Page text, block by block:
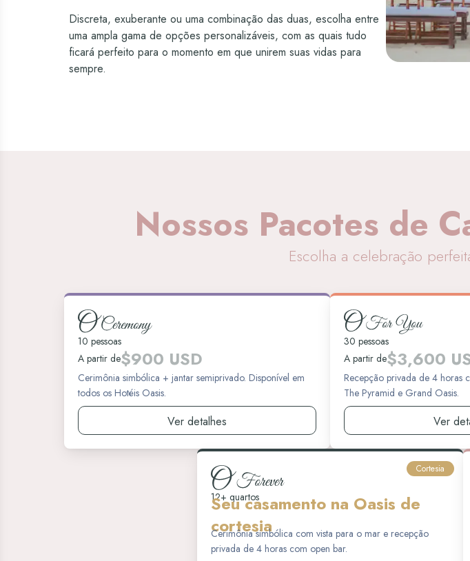
Discreta, exuberante ou uma combinação das duas, escolha entre
uma ampla gama de opções personalizáveis, com as quais tudo
ficará perfeito para o momento em que unirem suas vidas para
sempre.
Nossos Pacotes de
Escolha a celebração
10 pessoas
A partir de$900 USD
Cerimônia simbólica + jantar semiprivado. Disponível em
todos os Hotéis Oasis.
Ver detalhes
30 pessoas
A partir de$3,600
Recepção privada de 4 horas
The Pyramid e Grand Oasis.
Ver
Cortesia
12+ quartos
Seu casamento na Oasis de
cortesia
Cerimônia simbólica com vista para o mar e recepção
privada de 4 horas com open bar.